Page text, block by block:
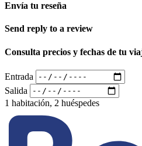
Envía tu reseña
Send reply to a review
Consulta precios y fechas de tu
Entrada
Salida
1 habitación, 2 huéspedes